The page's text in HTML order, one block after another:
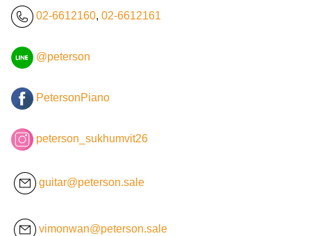
02-6612160, 02-6612161
@peterson
PetersonPiano
peterson_sukhumvit26
guitar@peterson.sale
vimonwan@peterson.sale